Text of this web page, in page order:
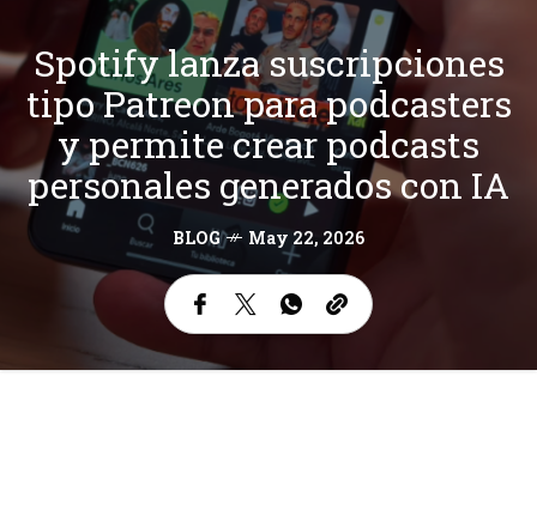
Spotify lanza suscripciones
tipo Patreon para podcasters
y permite crear podcasts
personales generados con IA
BLOG May 22, 2026